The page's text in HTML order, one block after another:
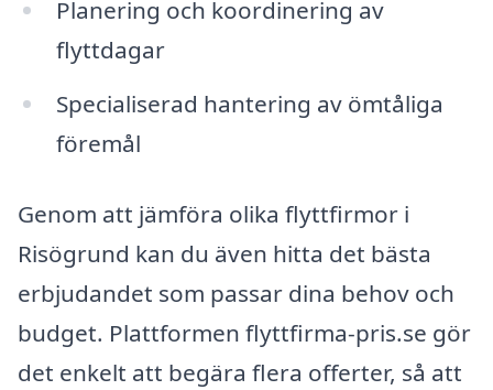
Planering och koordinering av
flyttdagar
Specialiserad hantering av ömtåliga
föremål
Genom att jämföra olika flyttfirmor i
Risögrund kan du även hitta det bästa
erbjudandet som passar dina behov och
budget. Plattformen flyttfirma-pris.se gör
det enkelt att begära flera offerter, så att